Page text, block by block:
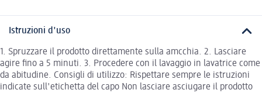
Istruzioni d'uso
1. Spruzzare il prodotto direttamente sulla amcchia. 2. Lasciare
agire fino a 5 minuti. 3. Procedere con il lavaggio in lavatrice come
da abitudine. Consigli di utilizzo: Rispettare sempre le istruzioni
indicate sull'etichetta del capo Non lasciare asciugare il prodotto